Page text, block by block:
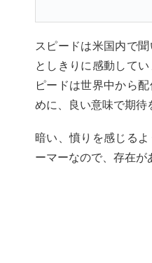
スピードは米国内で
としきりに感動して
ピードは世界中から
めに、良い意味で期待
暗い、憤りを感じる
ーマーなので、存在が